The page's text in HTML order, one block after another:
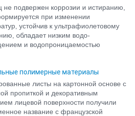
не подвержен коррозии и истиранию,
при изменении
устойчив к ультрафиолетовому
обладает низким водо-
и водопроницаемостью
полимерные материалы
листы на картонной основе с
пропиткой и декоративным
лицевой поверхности получили
название с французской